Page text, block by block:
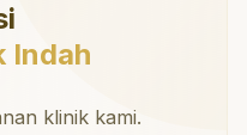
Indah
klinik kami.